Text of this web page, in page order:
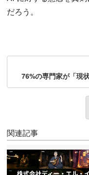
だろう。
76%の専門家が「現
関連記事